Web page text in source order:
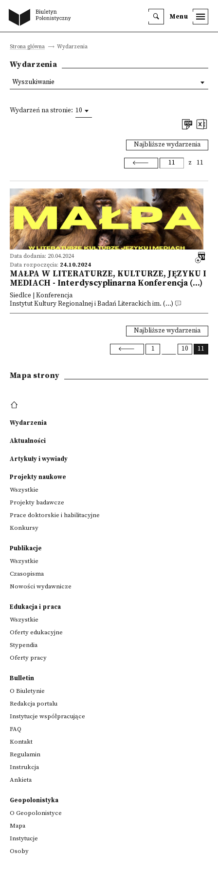
Menu
Strona główna Wydarzenia
Wydarzenia
Wydarzeń na stronie: 10
Najbliższe wydarzenia
z 11
Data dodania: 20.04.2024
Data rozpoczęcia: 24.10.2024
MAŁPA W LITERATURZE, KULTURZE, JĘZYKU I
MEDIACH - Interdyscyplinarna Konferencja (...)
Siedlce | Konferencja
Instytut Kultury Regionalnej i Badań Literackich im. (...)
Najbliższe wydarzenia
1 10 11
Wyszukiwanie
Mapa strony
Wydarzenia
Aktualności
Artykuły i wywiady
Projekty naukowe
Wszystkie
Projekty badawcze
Prace doktorskie i habilitacyjne
Konkursy
Publikacje
Wszystkie
Czasopisma
Nowości wydawnicze
Edukacja i praca
Wszystkie
Oferty edukacyjne
Stypendia
Oferty pracy
Bulletin
O Biuletynie
Redakcja portalu
Instytucje współpracujące
FAQ
Kontakt
Regulamin
Instrukcja
Ankieta
Geopolonistyka
O Geopolonistyce
Mapa
Instytucje
Osoby